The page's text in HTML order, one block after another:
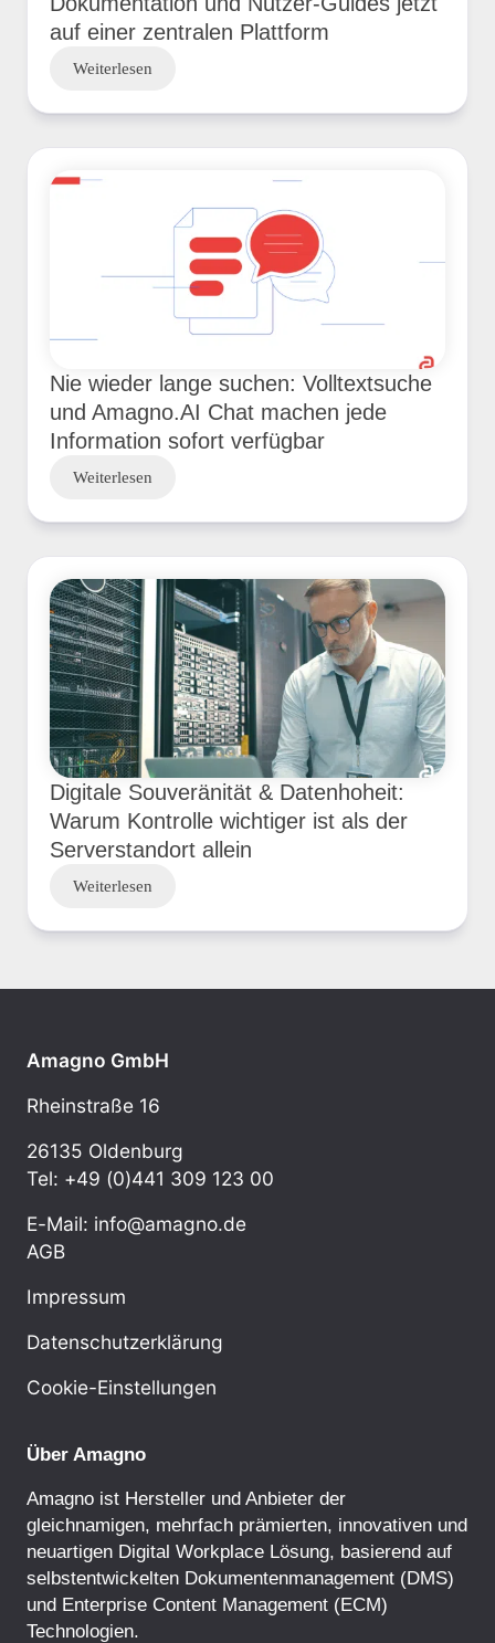
auf einer zentralen Plattform
Weiterlesen
Nie wieder lange suchen: Volltextsuche
und Amagno.AI Chat machen jede
Information sofort verfügbar
Weiterlesen
Digitale Souveränität & Datenhoheit:
Warum Kontrolle wichtiger ist als der
Serverstandort allein
Weiterlesen
Amagno GmbH
Rheinstraße 16
26135 Oldenburg
Tel: +49 (0)441 309 123 00
E-Mail: info@amagno.de
AGB
Impressum
Datenschutzerklärung
Cookie-Einstellungen
Über Amagno
Amagno ist Hersteller und Anbieter der
gleichnamigen, mehrfach prämierten, innovativen und
neuartigen Digital Workplace Lösung, basierend auf
selbstentwickelten Dokumentenmanagement (DMS)
und Enterprise Content Management (ECM)
Technologien.